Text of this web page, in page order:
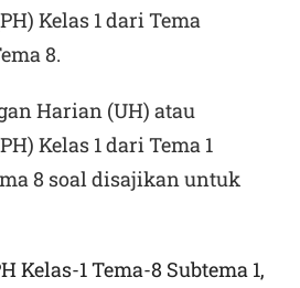
Kelas 1 dari Tema
8.
Harian (UH) atau
Kelas 1 dari Tema 1
8 soal disajikan untuk
Kelas-1 Tema-8 Subtema 1,